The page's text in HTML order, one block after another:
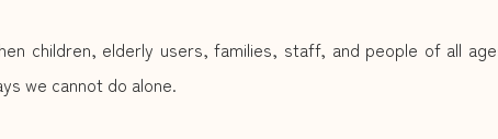
children, elderly users, families, staff, and people of all
we cannot do alone.